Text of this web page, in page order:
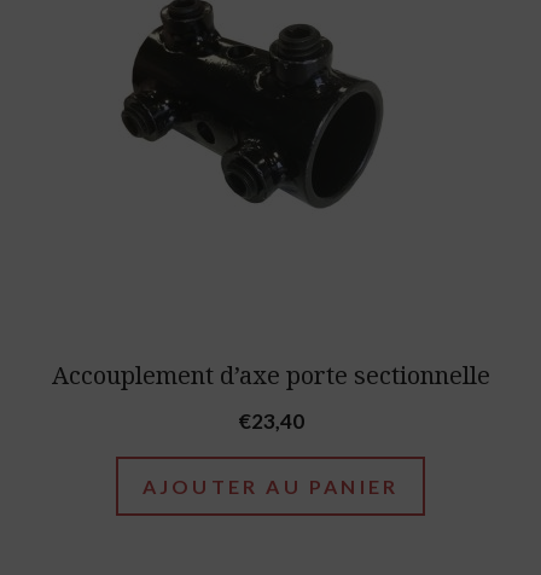
Accouplement d’axe porte sectionnelle
€23,40
AJOUTER AU PANIER